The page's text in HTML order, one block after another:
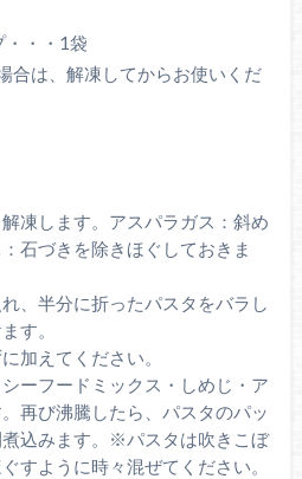
・・1袋
合は、解凍してからお使いくだ
凍します。アスパラガス：斜め
石づきを除きほぐしておきま
、半分に折ったパスタをバラし
す。
加えてください。
ーフードミックス・しめじ・ア
再び沸騰したら、パスタのパッ
込みます。※パスタは吹きこぼ
すように時々混ぜてください。